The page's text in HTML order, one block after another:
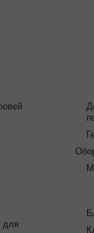
для